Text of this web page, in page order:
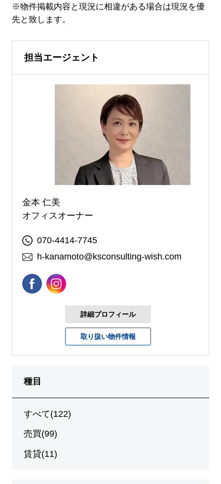
※物件掲載内容と現況に相違がある場合は現況を優
先と致します。
担当エージェント
金本 仁美
オフィスオーナー
070-4414-7745
h-kanamoto@ksconsulting-wish.com
詳細プロフィール
取り扱い物件情報
種目
すべて(122)
売買(99)
賃貸(11)